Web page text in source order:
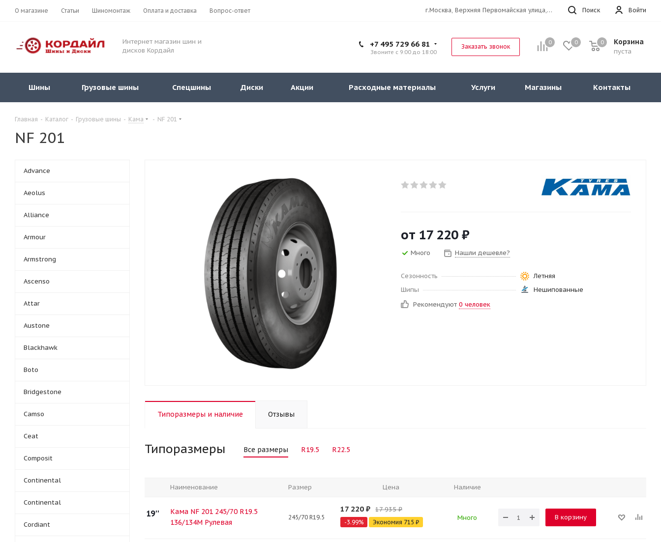
О магазине Статьи Шиномонтаж Оплата и доставка Вопрос-ответ Войти
Поиск
г.Москва, Верхняя Первомайская улица, 47к11 офис 214
Интернет магазин шин и
дисков Кордайл
0 0 Корзина
пуста
0
+7 495 729 66 81
Звоните с 9:00 до 18:00
Заказать звонок
Шины Грузовые шины Спецшины Диски Акции Расходные материалы Услуги Магазины Контакты
Главная - Каталог - Грузовые шины - Кама - NF 201
NF 201
от 17 220 ₽
Много Нашли дешевле?
Сезонность
Летняя
Шипы
Нешипованные
Рекомендуют 0 человек
Типоразмеры и наличие Отзывы
Типоразмеры Все размеры R19.5 R22.5
Наименование Размер Цена Наличие
19''
Кама NF 201 245/70 R19.5
136/134M Рулевая
245/70 R19.5
17 220 ₽ 17 935₽
-3.99% Экономия 715 ₽
Много В корзину
Advance
Aeolus
Alliance
Armour
Armstrong
Ascenso
Attar
Austone
Blackhawk
Boto
Bridgestone
Camso
Ceat
Composit
Continental
Continental
Cordiant